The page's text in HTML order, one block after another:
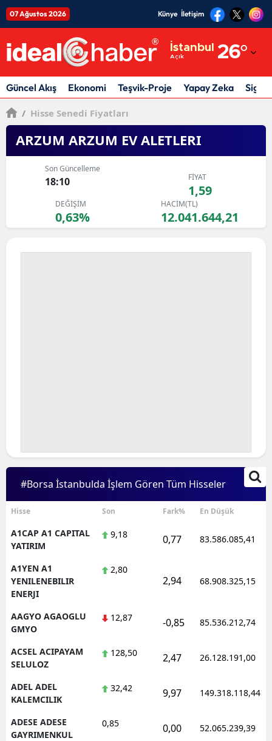
07 Ağustos 2026 Künye İletişim
İstanbul
Açık 26°
Adıyaman
Afyonkarahisar
Amasya
Antalya
Artvin
Çankırı
Çorum
Denizli
Diyarbakır
Elazığ
Eskişehir
Gümüşhane
Güncel Akış Ekonomi Teşvik-Proje Yapay Zeka
/ Hisse Senedi Fiyatları
ARZUM ARZUM EV ALETLERI
Son Güncelleme
18:10 FİYAT
1,59
DEĞİŞİM
0,63%
HACİM(TL)
12.041.644,21
#Borsa İstanbulda İşlem Gören Tüm Hisseler
Hisse Son Fark% En Düşük
A1CAP A1 CAPITAL
YATIRIM
9,18 0,77 83.586.085,41
A1YEN A1
YENILENEBILIR
ENERJI
2,80
2,94 68.908.325,15
AAGYO AGAOGLU
GMYO
12,87 -0,85 85.536.212,74
ACSEL ACIPAYAM
SELULOZ
128,50 2,47 26.128.191,00
ADEL ADEL
KALEMCILIK
32,42 9,97 149.318.118,44
ADESE ADESE
GAYRIMENKUL
0,85 0,00 52.065.239,39